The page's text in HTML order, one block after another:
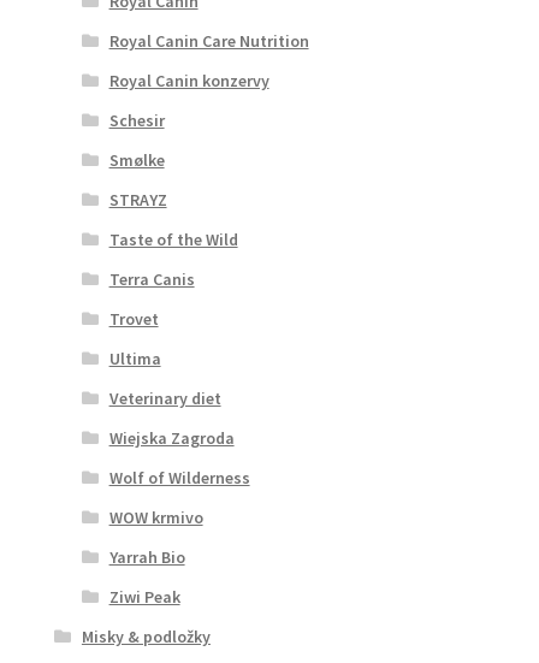
Royal Canin Care Nutrition
Royal Canin konzervy
Schesir
Smølke
STRAYZ
Taste of the Wild
Terra Canis
Trovet
Ultima
Veterinary diet
Wiejska Zagroda
Wolf of Wilderness
WOW krmivo
Yarrah Bio
Ziwi Peak
Misky & podložky